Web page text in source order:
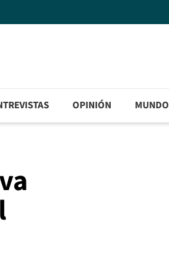
OPINIÓN MUNDO